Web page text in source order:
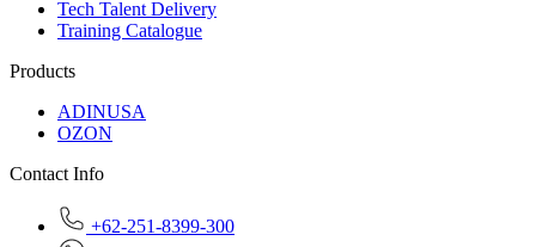
Tech Talent Delivery
Training Catalogue
Products
ADINUSA
OZON
Contact Info
+62-251-8399-300